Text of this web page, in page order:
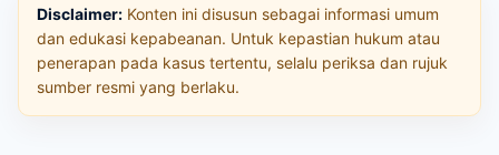
Disclaimer: Konten ini disusun sebagai informasi umum
dan edukasi kepabeanan. Untuk kepastian hukum atau
penerapan pada kasus tertentu, selalu periksa dan rujuk
sumber resmi yang berlaku.